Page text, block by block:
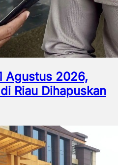
Agustus 2026,
Riau Dihapuskan